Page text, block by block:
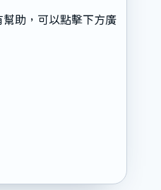
助，可以點擊下方廣